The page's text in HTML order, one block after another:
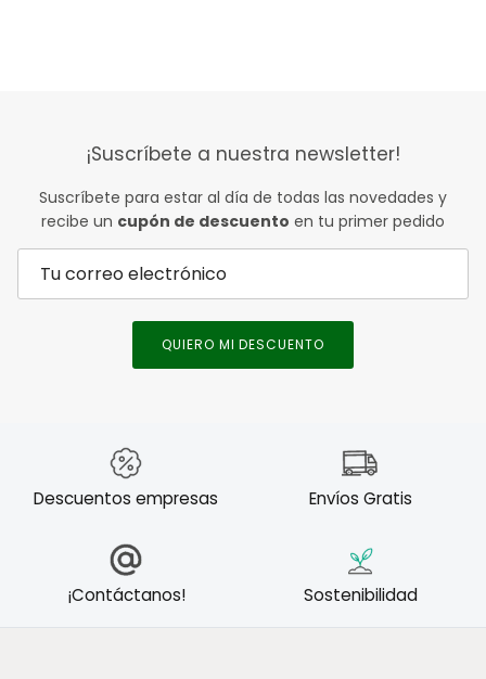
¡Suscríbete a nuestra newsletter!
Suscríbete para estar al día de todas las novedades y
recibe un cupón de descuento en tu primer pedido
QUIERO MI DESCUENTO
Descuentos empresas Envíos Gratis
¡Contáctanos! Sostenibilidad